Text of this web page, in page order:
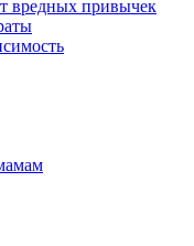
вредных привычек